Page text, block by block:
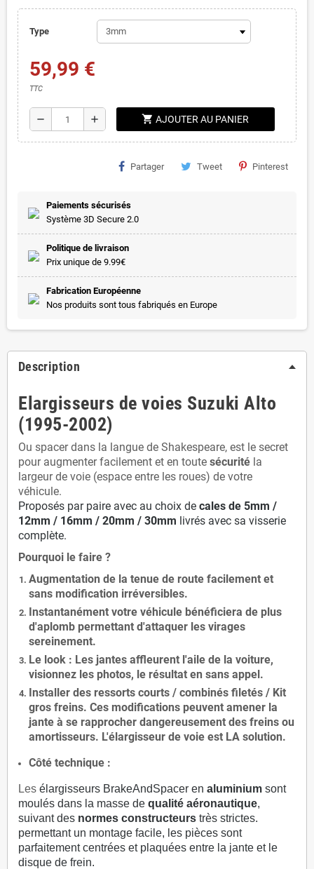
Type
59,99 €
TTC
remove add shopping_cart AJOUTER AU PANIER
Partager Tweet Pinterest
Paiements sécurisés
Système 3D Secure 2.0
Politique de livraison
Prix unique de 9.99€
Fabrication Européenne
Nos produits sont tous fabriqués en Europe
Description
Elargisseurs de voies Suzuki Alto
(1995-2002)
Ou spacer dans la langue de Shakespeare, est le secret
pour augmenter facilement et en toute sécurité la
largeur de voie (espace entre les roues) de votre
véhicule.
Proposés par paire avec au choix de cales de 5mm /
12mm / 16mm / 20mm / 30mm livrés avec sa visserie
complète.
Pourquoi le faire ?
Augmentation de la tenue de route facilement et
sans modification irréversibles.
Instantanément votre véhicule bénéficiera de plus
d'aplomb permettant d'attaquer les virages
sereinement.
Le look : Les jantes affleurent l'aile de la voiture,
visionnez les photos, le résultat en sans appel.
Installer des ressorts courts / combinés filetés / Kit
gros freins. Ces modifications peuvent amener la
jante à se rapprocher dangereusement des freins ou
amortisseurs. L'élargisseur de voie est LA solution.
Côté technique :
Les élargisseurs BrakeAndSpacer en aluminium sont
moulés dans la masse de qualité aéronautique,
suivant des normes constructeurs très strictes.
permettant un montage facile, les pièces sont
parfaitement centrées et plaquées entre la jante et le
disque de frein.